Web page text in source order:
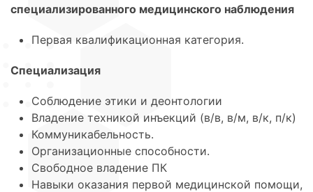
специализированного медицинского наблюдения
Первая квалификационная категория.
Специализация
Соблюдение этики и деонтологии
Владение техникой инъекций (в/в, в/м, в/к, п/к)
Коммуникабельность.
Организационные способности.
Свободное владение ПК
Навыки оказания первой медицинской помощи,